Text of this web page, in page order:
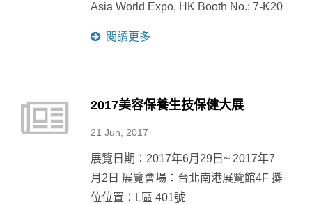
Asia World Expo, HK Booth No.: 7-K20
閱讀更多
2017美容保養生技保健大展
21 Jun, 2017
展覽日期：2017年6月29日~ 2017年7
月2日 展覽會場：台北南港展覽館4F 攤
位位置：L區 401號